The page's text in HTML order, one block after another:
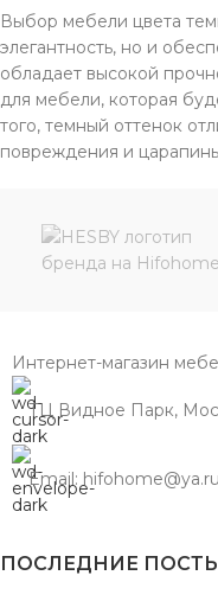
Выбор мебели цвета
элегантность, но и
обладает высокой
для мебели, которая
того, темный оттенок
повреждения и
Интернет-магазин
ТЦ Видное Парк,
Email: hifohome@ya.ru
ПОСЛЕДНИЕ